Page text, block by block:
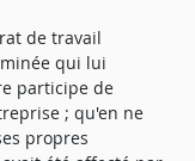
de travail
qui lui
participe de
; qu'en ne
propres